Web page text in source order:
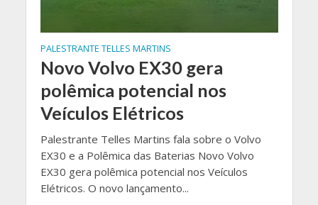
PALESTRANTE TELLES MARTINS
Novo Volvo EX30 gera
polêmica potencial nos
Veículos Elétricos
Palestrante Telles Martins fala sobre o Volvo
EX30 e a Polêmica das Baterias Novo Volvo
EX30 gera polêmica potencial nos Veículos
Elétricos. O novo lançamento...